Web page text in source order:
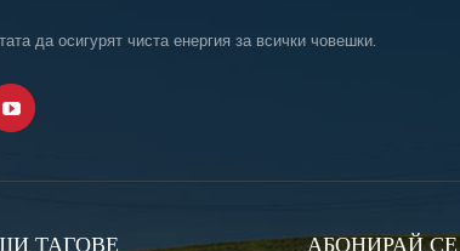
да осигурят чиста енергия за всички човешки.